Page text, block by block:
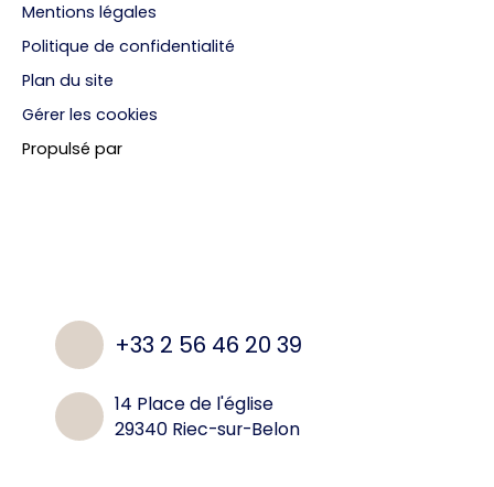
Mentions légales
Politique de confidentialité
Plan du site
Gérer les cookies
Propulsé par
+33 2 56 46 20 39
14 Place de l'église
29340 Riec-sur-Belon